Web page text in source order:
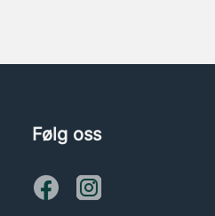
Følg oss